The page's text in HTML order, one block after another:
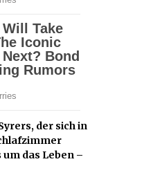
der sich in
das Leben –